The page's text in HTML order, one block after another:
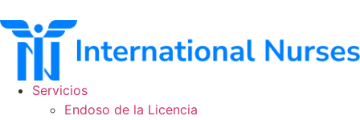
al
contenido
Servicios
Endoso de la Licencia